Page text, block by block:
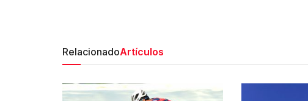
RelacionadoArtículos